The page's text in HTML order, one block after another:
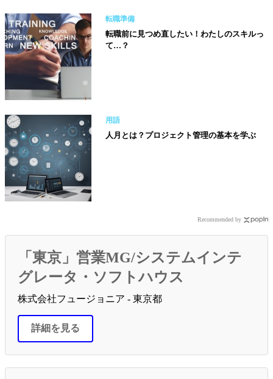
転職準備
転職前に見つめ直したい！わたしのスキルっ
て…？
用語
人月とは？プロジェクト管理の基本を学ぶ
Recommended by
「東京」営業MG/システムインテ
グレータ・ソフトハウス
株式会社フュージョニア - 東京都
詳細を見る